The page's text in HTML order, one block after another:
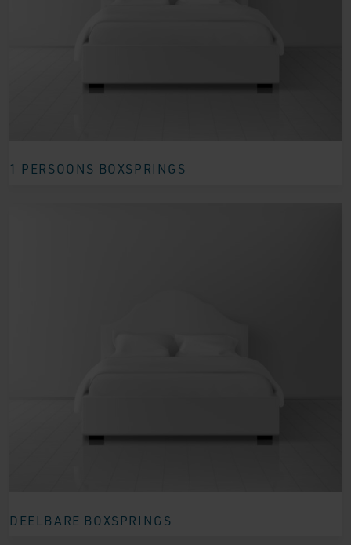
1 PERSOONS BOXSPRINGS
DEELBARE BOXSPRINGS